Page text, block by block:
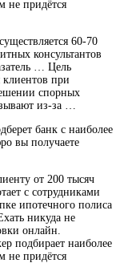
не придётся
60-70
консультантов
… Цель
клиентов при
спорных
из-за …
банк с наиболее
вы получаете
от 200 тысяч
с сотрудниками
ипотечного полиса
никуда не
онлайн.
подбирает наиболее
не придётся